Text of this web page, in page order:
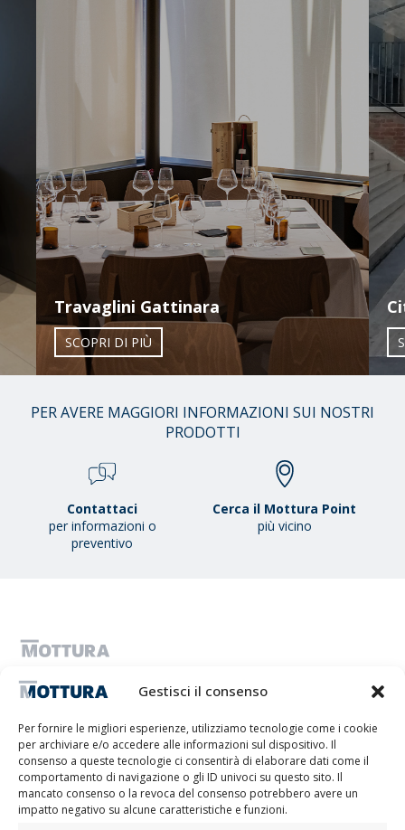
Gestisci il consenso
Per fornire le migliori esperienze, utilizziamo tecnologie come i cookie
per archiviare e/o accedere alle informazioni sul dispositivo. Il
consenso a queste tecnologie ci consentirà di elaborare dati come il
comportamento di navigazione o gli ID univoci su questo sito. Il
mancato consenso o la revoca del consenso potrebbero avere un
impatto negativo su alcune caratteristiche e funzioni.
Travaglini Gattinara
SCOPRI DI PIÙ
01
/
38
PER AVERE MAGGIORI INFORMAZIONI SUI NOSTRI
PRODOTTI
Contattaci
per informazioni o
preventivo
Cerca il Mottura Point
più vicino
MOTTURA S.P.A. - Capitale sociale 1.300.000,00 i.v. - C.F. & P.IVA
IT01051980017 - Società a Socio Unico soggetta ad attività di direzione
Privacy Policy
Cookie Policy Imprint
Disconoscimento
Whistleblowing
Lithos S.r.l.
Il progetto/l’intervento “Promuovere la transizione digitale del sistema imprenditoriale”